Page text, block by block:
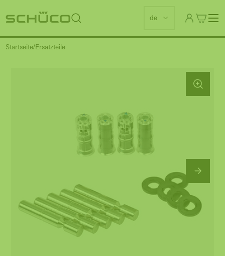
de
Startseite Ersatzteile